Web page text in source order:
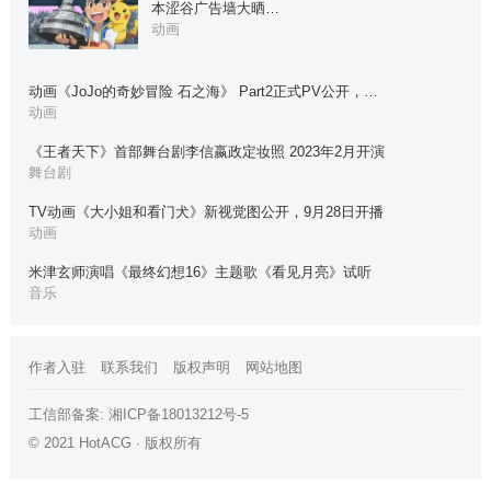
本涩谷广告墙大晒…
动画
动画《JoJo的奇妙冒险 石之海》 Part2正式PV公开，…
动画
《王者天下》首部舞台剧李信嬴政定妆照 2023年2月开演
舞台剧
TV动画《大小姐和看门犬》新视觉图公开，9月28日开播
动画
米津玄师演唱《最终幻想16》主题歌《看见月亮》试听
音乐
作者入驻 联系我们 版权声明 网站地图
工信部备案: 湘ICP备18013212号-5
© 2021 HotACG · 版权所有